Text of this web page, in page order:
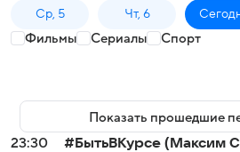
Ср, 5 Чт, 6
Фильмы Сериалы Спорт
Показать прошедшие
23:30
#БытьВКурсе (Максим